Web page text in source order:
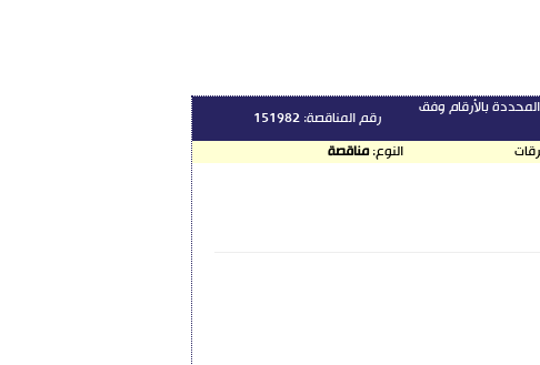
بالأرقام وفق
رقم المناقصة:
النوع:مناقصة